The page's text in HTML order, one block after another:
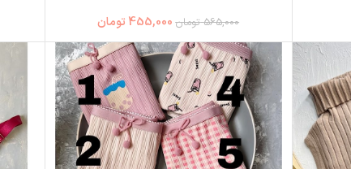
565,000 تومان 455,000 تومان